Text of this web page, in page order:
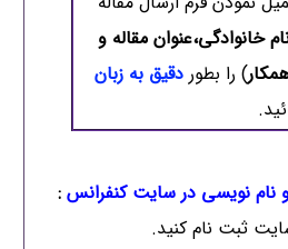
خانوادگی،عنوان مقاله و
) را بطور دقیق به زبان
نام نویسی در سایت کنفرانس:
ثبت نام کنید.